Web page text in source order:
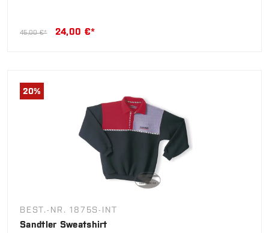
45,00 €* 24,00 €*
20%
BEST.-NR. 1875S-INT
Sandtler Sweatshirt